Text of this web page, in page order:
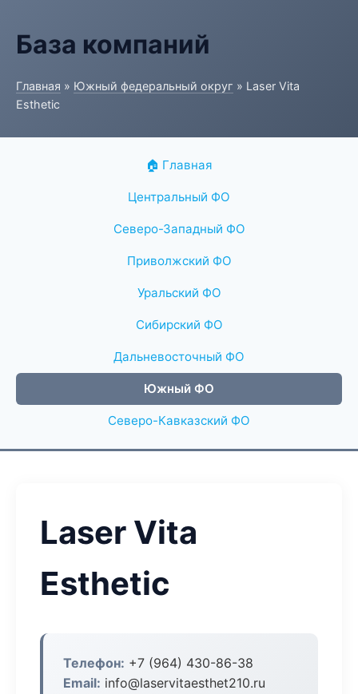
База компаний
Главная » Южный федеральный округ » Laser Vita
Esthetic
🏠 Главная
Центральный ФО
Северо-Западный ФО
Приволжский ФО
Уральский ФО
Сибирский ФО
Дальневосточный ФО
Южный ФО
Северо-Кавказский ФО
Laser Vita
Esthetic
Телефон: +7 (964) 430-86-38
Email: info@laservitaesthet210.ru